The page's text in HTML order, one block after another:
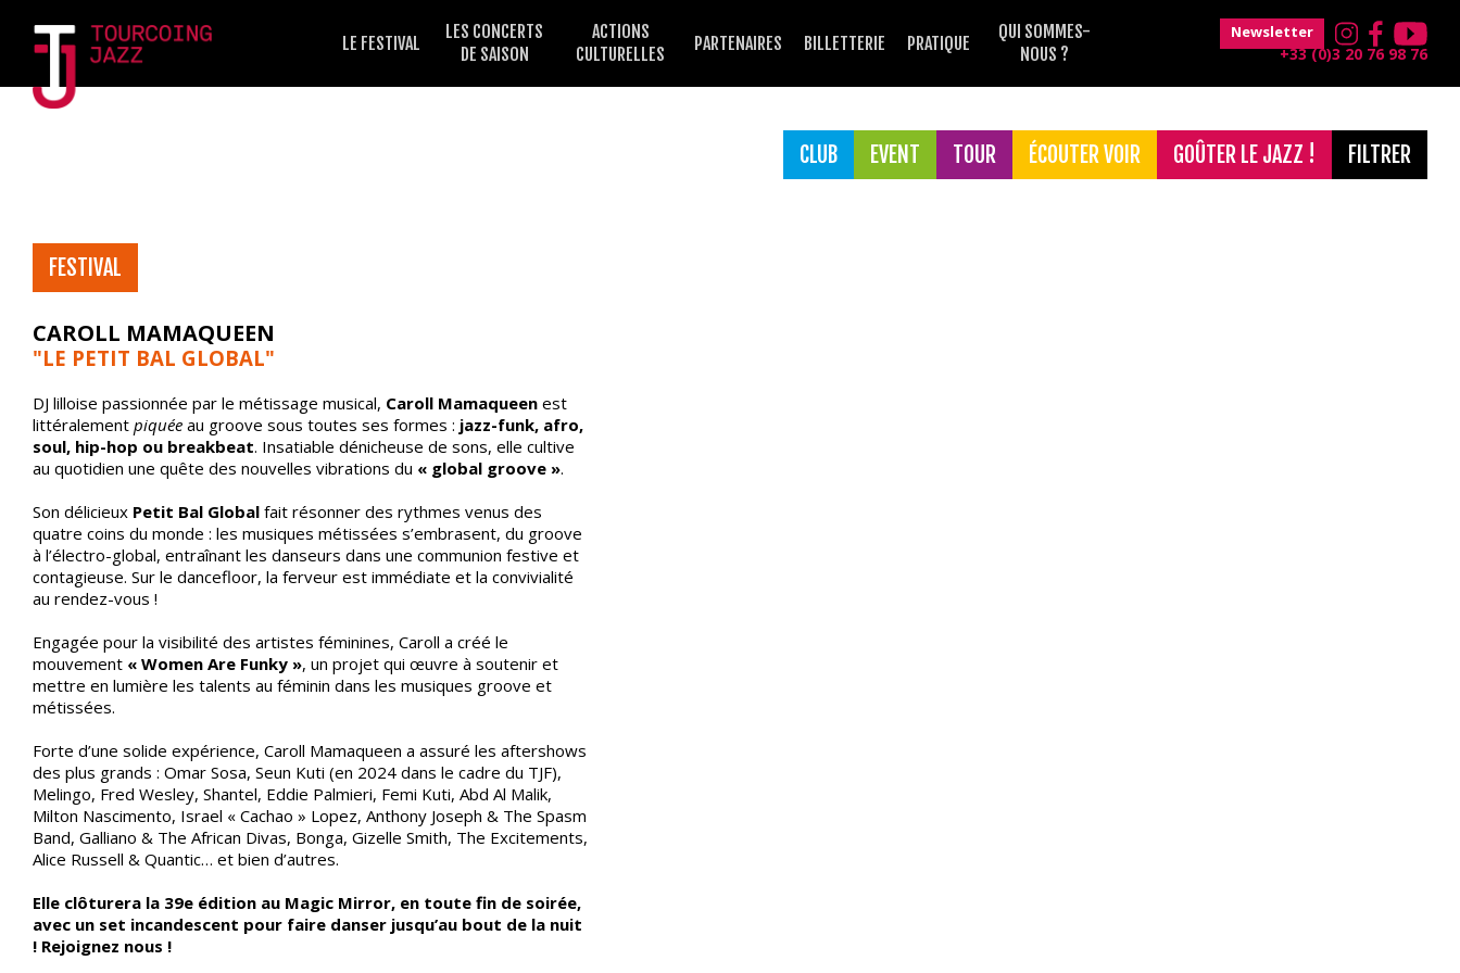
LE FESTIVAL
LES CONCERTS
DE SAISON
ACTIONS
CULTURELLES
PARTENAIRES BILLETTERIE PRATIQUE
QUI SOMMES-
NOUS ?
Newsletter
+33 (0)3 20 76 98 76
FESTIVAL
CAROLL MAMAQUEEN
"LE PETIT BAL GLOBAL"
DJ lilloise passionnée par le métissage musical, Caroll Mamaqueen est
littéralement piquée au groove sous toutes ses formes : jazz-funk, afro,
soul, hip-hop ou breakbeat. Insatiable dénicheuse de sons, elle cultive
au quotidien une quête des nouvelles vibrations du « global groove ».
Son délicieux Petit Bal Global fait résonner des rythmes venus des
quatre coins du monde : les musiques métissées s’embrasent, du groove
à l’électro-global, entraînant les danseurs dans une communion festive et
contagieuse. Sur le dancefloor, la ferveur est immédiate et la convivialité
au rendez-vous !
Engagée pour la visibilité des artistes féminines, Caroll a créé le
mouvement « Women Are Funky », un projet qui œuvre à soutenir et
mettre en lumière les talents au féminin dans les musiques groove et
métissées.
Forte d’une solide expérience, Caroll Mamaqueen a assuré les aftershows
des plus grands : Omar Sosa, Seun Kuti (en 2024 dans le cadre du TJF),
Melingo, Fred Wesley, Shantel, Eddie Palmieri, Femi Kuti, Abd Al Malik,
Milton Nascimento, Israel « Cachao » Lopez, Anthony Joseph & The Spasm
Band, Galliano & The African Divas, Bonga, Gizelle Smith, The Excitements,
Alice Russell & Quantic… et bien d’autres.
Elle clôturera la 39e édition au Magic Mirror, en toute fin de soirée,
avec un set incandescent pour faire danser jusqu’au bout de la nuit
! Rejoignez nous !
CLUB EVENT TOUR ÉCOUTER VOIR GOÛTER LE JAZZ ! FILTRER